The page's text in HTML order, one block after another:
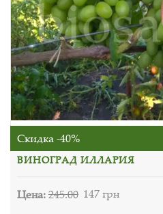
Скидка -40%
ВИНОГРАД ИЛЛАРИЯ
Цена:245.00 147 грн